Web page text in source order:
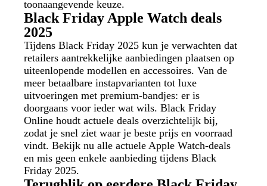
toonaangevende keuze.
Black Friday Apple Watch deals
2025
Tijdens Black Friday 2025 kun je verwachten dat
retailers aantrekkelijke aanbiedingen plaatsen op
uiteenlopende modellen en accessoires. Van de
meer betaalbare instapvarianten tot luxe
uitvoeringen met premium-bandjes: er is
doorgaans voor ieder wat wils. Black Friday
Online houdt actuele deals overzichtelijk bij,
zodat je snel ziet waar je beste prijs en voorraad
vindt. Bekijk nu alle actuele Apple Watch-deals
en mis geen enkele aanbieding tijdens Black
Friday 2025.